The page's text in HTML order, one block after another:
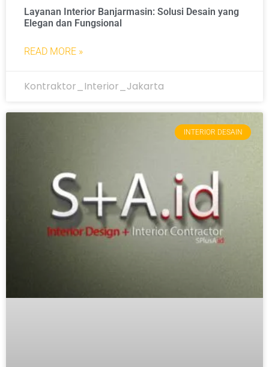
Layanan Interior Banjarmasin: Solusi Desain yang
Elegan dan Fungsional
READ MORE »
Kontraktor_Interior_Jakarta
INTERIOR DESAIN